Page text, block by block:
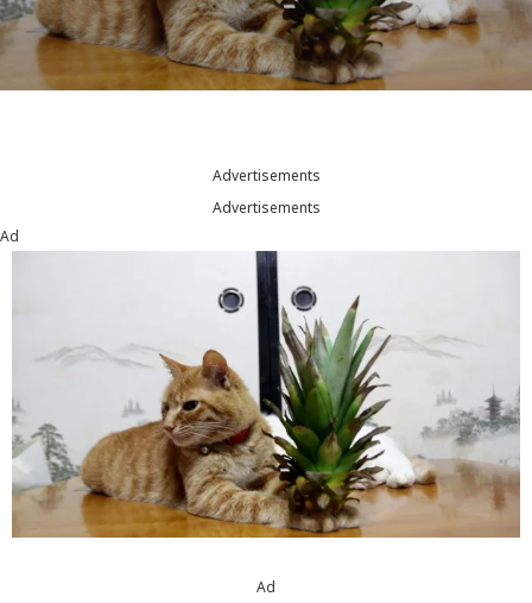
Advertisements
Advertisements
Ad
Ad